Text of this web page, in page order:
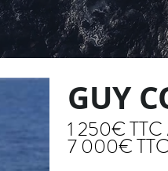
GUY
1 250€
7 000€